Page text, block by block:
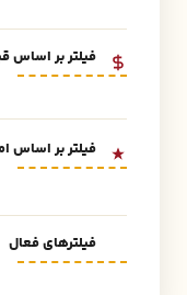
فیلتر بر اساس
فیلتر بر اساس
فیلترهای فعال